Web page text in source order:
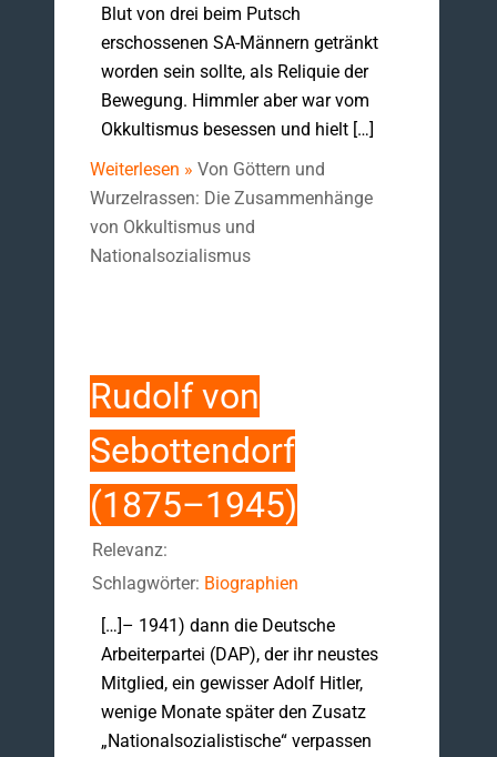
Blut von drei beim Putsch
erschossenen SA-Männern getränkt
worden sein sollte, als Reliquie der
Bewegung. Himmler aber war vom
Okkultismus besessen und hielt […]
Weiterlesen » Von Göttern und
Wurzelrassen: Die Zusammenhänge
von Okkultismus und
Nationalsozialismus
Rudolf von
Sebottendorf
(1875–1945)
Relevanz:
Schlagwörter: Biographien
[…]– 1941) dann die Deutsche
Arbeiterpartei (DAP), der ihr neustes
Mitglied, ein gewisser Adolf Hitler,
wenige Monate später den Zusatz
„Nationalsozialistische“ verpassen